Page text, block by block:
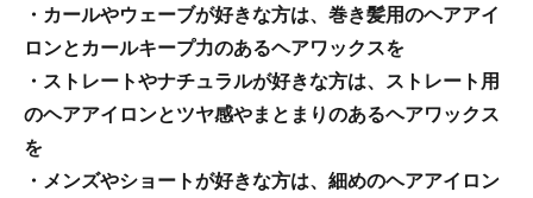
・カールやウェーブが好きな方は、巻き髪用のヘアアイ
ロンとカールキープ力のあるヘアワックスを
・ストレートやナチュラルが好きな方は、ストレート用
のヘアアイロンとツヤ感やまとまりのあるヘアワックス
を
・メンズやショートが好きな方は、細めのヘアアイロン